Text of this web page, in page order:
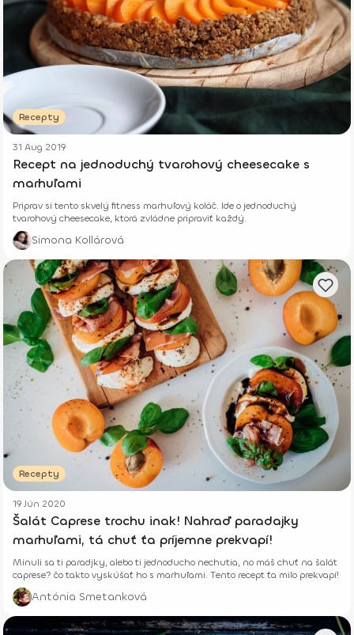
Recepty
31 Aug 2019
Recept na jednoduchý tvarohový cheesecake s
marhuľami
Priprav si tento skvelý fitness marhuľový koláč. Ide o jednoduchý
tvarohový cheesecake, ktorá zvládne pripraviť každý.
Simona Kollárová
Recepty
19 Jún 2020
Šalát Caprese trochu inak! Nahraď paradajky
marhuľami, tá chuť ťa príjemne prekvapí!
Minuli sa ti paradjky, alebo ti jednoducho nechutia, no máš chuť na šalát
caprese? čo takto vyskúšať ho s marhuľami. Tento recept ťa milo prekvapí!
Antónia Smetanková